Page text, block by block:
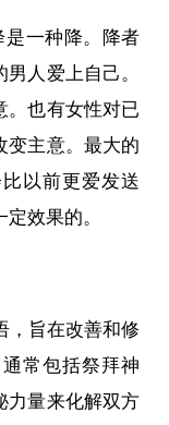
是一种降。降者
人爱上自己。
。也有女性对已
变主意。最大的
以前更爱发送
效果的。
，旨在改善和修
常包括祭拜神
力量来化解双方